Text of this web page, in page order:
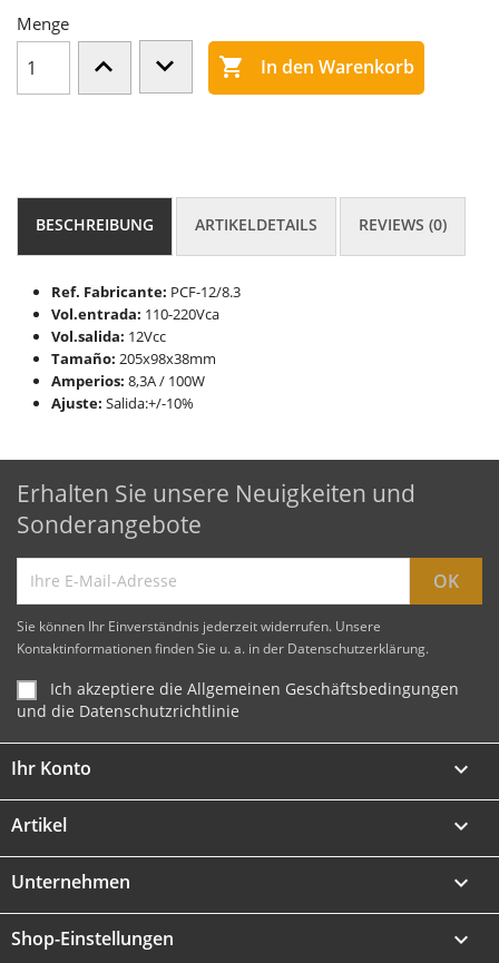
Menge
 In den Warenkorb
BESCHREIBUNG ARTIKELDETAILS REVIEWS (0)
Ref. Fabricante: PCF-12/8.3
Vol.entrada: 110-220Vca
Vol.salida: 12Vcc
Tamaño: 205x98x38mm
Amperios: 8,3A / 100W
Ajuste: Salida:+/-10%
Erhalten Sie unsere Neuigkeiten und
Sonderangebote
Sie können Ihr Einverständnis jederzeit widerrufen. Unsere
Kontaktinformationen finden Sie u. a. in der Datenschutzerklärung.
Ich akzeptiere die Allgemeinen Geschäftsbedingungen
und die Datenschutzrichtlinie
Ihr Konto 
Artikel 
Unternehmen 
Shop-Einstellungen keyboard_arrow_down